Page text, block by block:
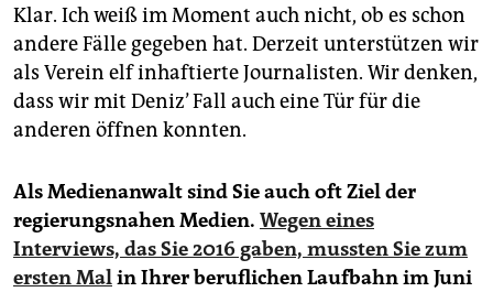
Klar. Ich weiß im Moment auch nicht, ob es schon
andere Fälle gegeben hat. Derzeit unterstützen wir
als Verein elf inhaftierte Journalisten. Wir denken,
dass wir mit Deniz’ Fall auch eine Tür für die
anderen öffnen konnten.
Als Medienanwalt sind Sie auch oft Ziel der
regierungsnahen Medien. Wegen eines
Interviews, das Sie 2016 gaben, mussten Sie zum
ersten Malin Ihrer beruflichen Laufbahn im Juni